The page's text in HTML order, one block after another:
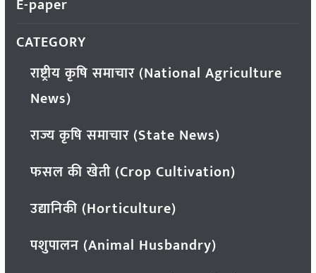
E-paper
CATEGORY
राष्ट्रीय कृषि समाचार (National Agriculture
News)
राज्य कृषि समाचार (State News)
फसल की खेती (Crop Cultivation)
उद्यानिकी (Horticulture)
पशुपालन (Animal Husbandry)